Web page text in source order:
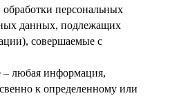
персональных
данных, подлежащих
совершаемые с
– любая информация,
к определенному или